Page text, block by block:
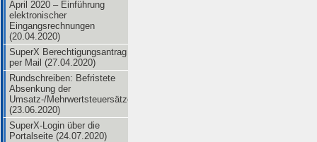
April 2020 – Einführung
elektronischer
Eingangsrechnungen
(20.04.2020)
SuperX Berechtigungsantrag
per Mail (27.04.2020)
Rundschreiben: Befristete
Absenkung der
Umsatz-/Mehrwertsteuersätze
(23.06.2020)
SuperX-Login über die
Portalseite (24.07.2020)